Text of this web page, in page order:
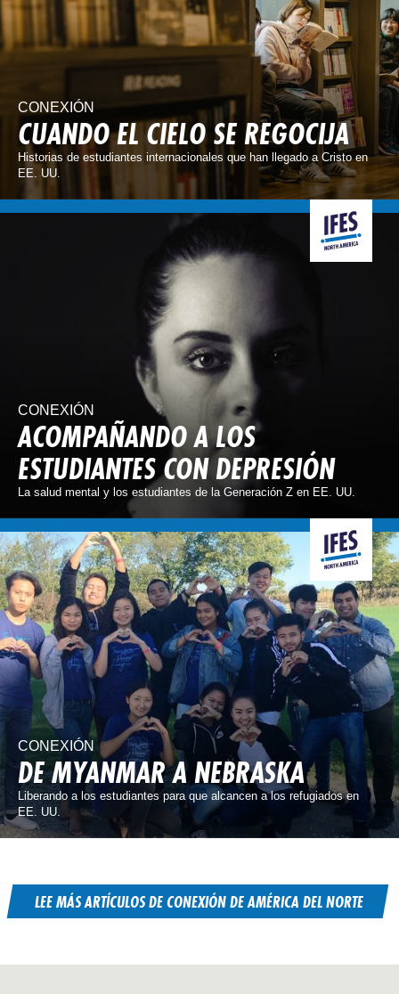
CONEXIÓN
CUANDO EL CIELO SE REGOCIJA
Historias de estudiantes internacionales que han llegado a Cristo en
EE. UU.
CONEXIÓN
ACOMPAÑANDO A LOS
ESTUDIANTES CON DEPRESIÓN
La salud mental y los estudiantes de la Generación Z en EE. UU.
CONEXIÓN
DE MYANMAR A NEBRASKA
Liberando a los estudiantes para que alcancen a los refugiados en
EE. UU.
LEE MÁS ARTÍCULOS DE CONEXIÓN DE AMÉRICA DEL NORTE